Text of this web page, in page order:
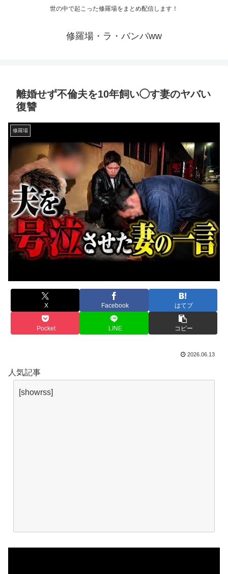
世の中で起こった修羅場をまとめ配信します！
修羅場・ラ・バンバww
離婚せず不倫夫を10年飼い◯す妻のヤバい
復讐
修羅場
X Facebook はてブ
Pocket LINE コピー
2026.06.13
人気記事
[showrss]